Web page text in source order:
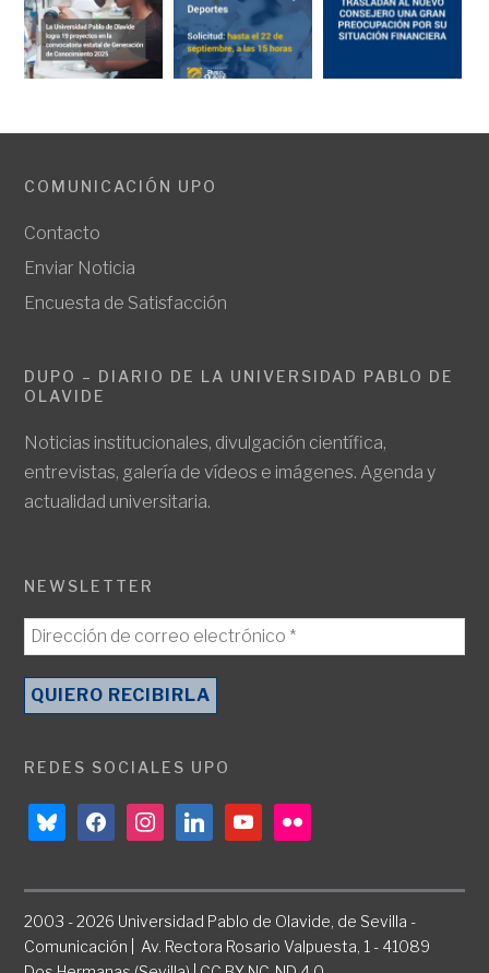
COMUNICACIÓN UPO
Contacto
Enviar Noticia
Encuesta de Satisfacción
DUPO – DIARIO DE LA UNIVERSIDAD PABLO DE
OLAVIDE
Noticias institucionales, divulgación científica,
entrevistas, galería de vídeos e imágenes. Agenda y
actualidad universitaria.
NEWSLETTER
REDES SOCIALES UPO
blueskyfacebookinstagramlinkedinyoutubeflickr
2003 - 2026 Universidad Pablo de Olavide, de Sevilla -
Comunicación | Av. Rectora Rosario Valpuesta, 1 - 41089